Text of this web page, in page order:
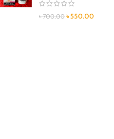
৳700.00 ৳550.00